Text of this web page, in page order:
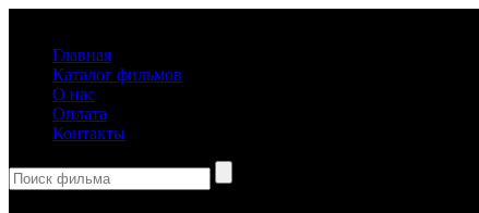
Главная
Каталог фильмов
О нас
Оплата
Контакты